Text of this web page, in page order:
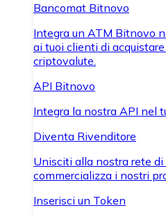
Bancomat Bitnovo
Integra un ATM Bitnovo
ai tuoi clienti di
criptovalute.
API Bitnovo
Integra la nostra API nel
Diventa Rivenditore
Unisciti alla nostra rete
commercializza i nostri
Inserisci un Token